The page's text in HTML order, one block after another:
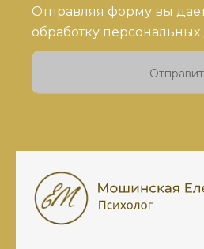
Оставьте
это
поле
Отправляя форму вы
обработку